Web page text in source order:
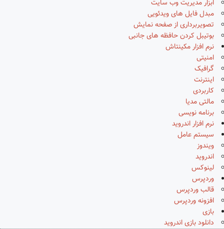
ابزار مدیریت وب سایت
مبدل فایل های ویدئویی
تصویربرداری از صفحه نمایش
بوتیبل کردن حافظه های جانبی
نرم افزار مکینتاش
امنیتی
گرافیک
اینترنت
کاربردی
مالتی مدیا
برنامه نویسی
نرم افزار اندروید
سیستم عامل
ویندوز
اندروید
لینوکس
وردپرس
قالب وردپرس
افزونه وردپرس
بازی
دانلود بازی اندروید